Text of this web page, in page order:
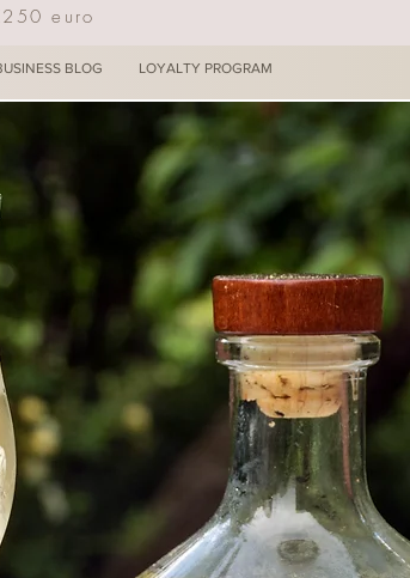
euro
BLOG LOYALTY PROGRAM